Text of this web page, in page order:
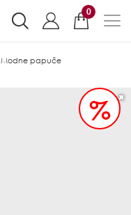
0
Modne papuče
%